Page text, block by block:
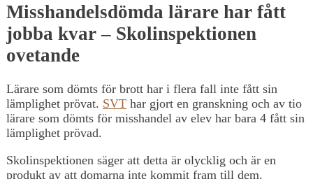
Misshandelsdömda lärare har fått
jobba kvar – Skolinspektionen
ovetande
Lärare som dömts för brott har i flera fall inte fått sin
lämplighet prövat. SVT har gjort en granskning och av tio
lärare som dömts för misshandel av elev har bara 4 fått sin
lämplighet prövad.
Skolinspektionen säger att detta är olycklig och är en
produkt av att domarna inte kommit fram till dem.